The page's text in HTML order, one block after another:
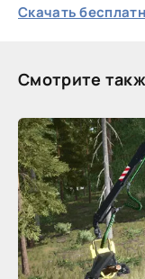
Скачать
Смотрите